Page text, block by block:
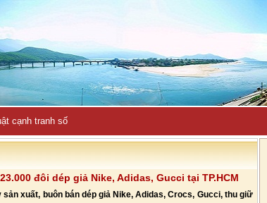
cạnh tranh số
đôi dép giả Nike, Adidas, Gucci tại TP.HCM
xuất, buôn bán dép giả Nike, Adidas, Crocs, Gucci, thu giữ